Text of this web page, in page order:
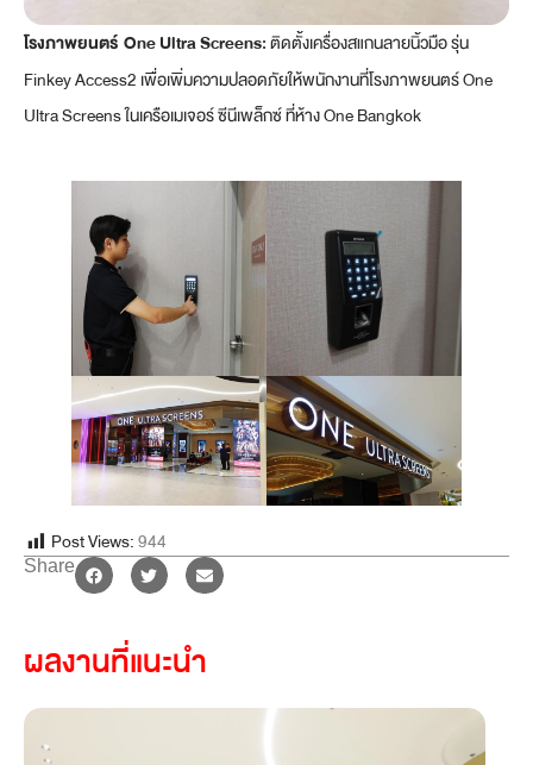
โรงภาพยนตร์ One Ultra Screens:ติดตั้งเครื่องสแกนลายนิ้วมือ รุ่น
Finkey Access2 เพื่อเพิ่มความปลอดภัยให้พนักงานที่โรงภาพยนตร์ One
Ultra Screens ในเครือเมเจอร์ ซีนีเพล็กซ์ ที่ห้าง One Bangkok
Post Views:944
Share
ผลงานที่แนะนำ